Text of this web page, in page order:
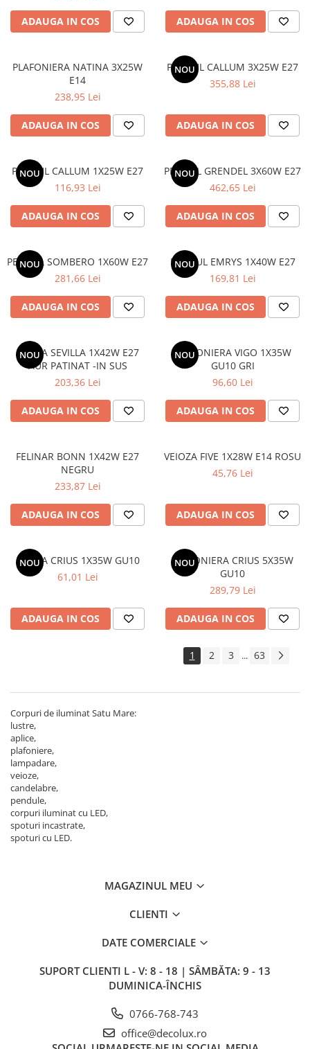
ADAUGA IN COS ADAUGA IN COS
PLAFONIERA NATINA 3X25W
E14
238,95 Lei
ADAUGA IN COS
NOU
PENDUL CALLUM 3X25W E27
355,88 Lei
ADAUGA IN COS
NOU
PENDUL CALLUM 1X25W E27
116,93 Lei
ADAUGA IN COS
NOU
PENDUL GRENDEL 3X60W E27
462,65 Lei
ADAUGA IN COS
NOU
PENDUL SOMBERO 1X60W E27
281,66 Lei
ADAUGA IN COS
NOU
PENDUL EMRYS 1X40W E27
169,81 Lei
ADAUGA IN COS
NOU
APLICA SEVILLA 1X42W E27
AUR PATINAT -IN SUS
203,36 Lei
ADAUGA IN COS
NOU
PLAFONIERA VIGO 1X35W
GU10 GRI
96,60 Lei
ADAUGA IN COS
FELINAR BONN 1X42W E27
NEGRU
233,87 Lei
ADAUGA IN COS
VEIOZA FIVE 1X28W E14 ROSU
45,76 Lei
ADAUGA IN COS
NOU
APLICA CRIUS 1X35W GU10
61,01 Lei
ADAUGA IN COS
NOU
PLAFONIERA CRIUS 5X35W
GU10
289,79 Lei
ADAUGA IN COS
1 2 3 ... 63
Corpuri de iluminat Satu Mare:
lustre,
aplice,
plafoniere,
lampadare,
veioze,
candelabre,
pendule,
corpuri iluminat cu LED,
spoturi incastrate,
spoturi cu LED.
MAGAZINUL MEU
CLIENTI
DATE COMERCIALE
SUPORT CLIENTI L - V: 8 - 18 | SÂMBĂTA: 9 - 13
DUMINICA-ÎNCHIS
0766-768-743
office@decolux.ro